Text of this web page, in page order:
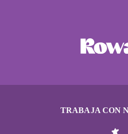
TRABAJA CON